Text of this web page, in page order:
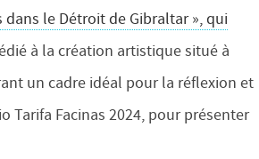
dans le Détroit de Gibraltar », qui
à la création artistique situé à
un cadre idéal pour la réflexion et
Tarifa Facinas 2024, pour présenter